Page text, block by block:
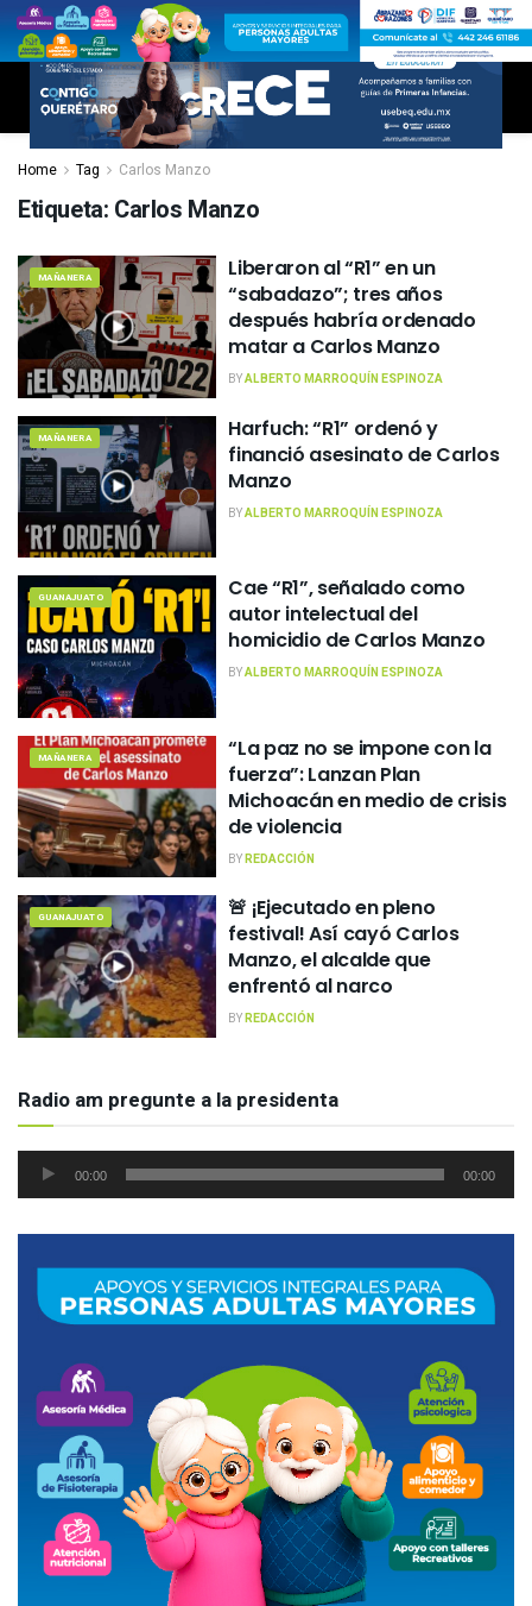
Home Tag Carlos Manzo
Etiqueta: Carlos Manzo
MAÑANERA
Liberaron al “R1” en un
“sabadazo”; tres años
después habría ordenado
matar a Carlos Manzo
BYALBERTO MARROQUÍN ESPINOZA
MAÑANERA
Harfuch: “R1” ordenó y
financió asesinato de Carlos
Manzo
BYALBERTO MARROQUÍN ESPINOZA
GUANAJUATO
Cae “R1”, señalado como
autor intelectual del
homicidio de Carlos Manzo
BYALBERTO MARROQUÍN ESPINOZA
MAÑANERA
“La paz no se impone con la
fuerza”: Lanzan Plan
Michoacán en medio de crisis
de violencia
BYREDACCIÓN
GUANAJUATO
🚨 ¡Ejecutado en pleno
festival! Así cayó Carlos
Manzo, el alcalde que
enfrentó al narco
BYREDACCIÓN
Radio am pregunte a la presidenta
Reproductor
00:00 00:00